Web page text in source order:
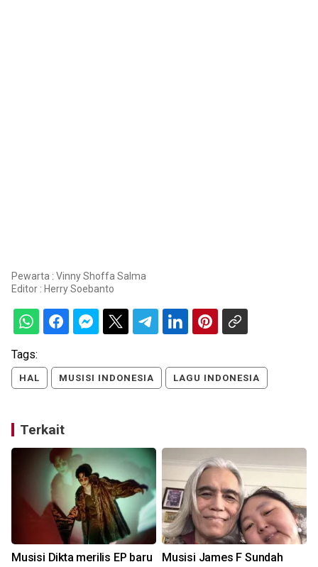
Pewarta : Vinny Shoffa Salma
Editor : Herry Soebanto
Tags:
HAL MUSISI INDONESIA LAGU INDONESIA
Terkait
Musisi Dikta merilis EP baru
Musisi James F Sundah